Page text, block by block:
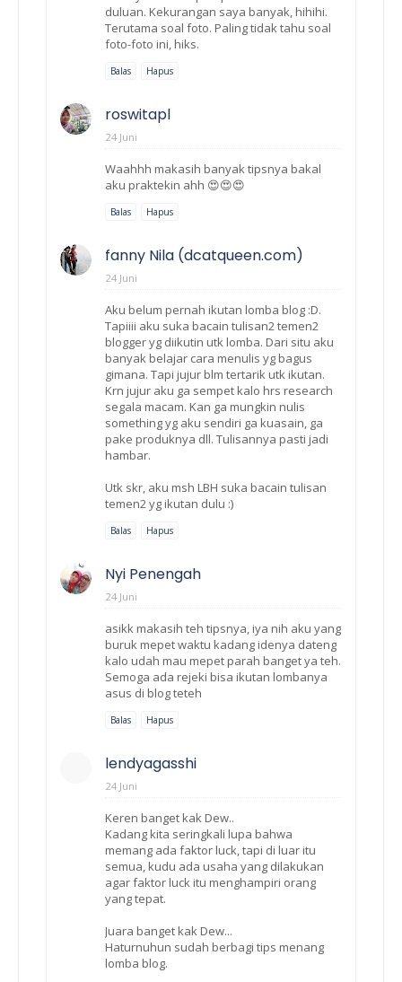
duluan. Kekurangan saya banyak, hihihi.
Terutama soal foto. Paling tidak tahu soal
foto-foto ini, hiks.
Balas Hapus
roswitapl
24 Juni
Waahhh makasih banyak tipsnya bakal
aku praktekin ahh 😍😍😍
Balas Hapus
fanny Nila (dcatqueen.com)
24 Juni
Aku belum pernah ikutan lomba blog :D.
Tapiiii aku suka bacain tulisan2 temen2
blogger yg diikutin utk lomba. Dari situ aku
banyak belajar cara menulis yg bagus
gimana. Tapi jujur blm tertarik utk ikutan.
Krn jujur aku ga sempet kalo hrs research
segala macam. Kan ga mungkin nulis
something yg aku sendiri ga kuasain, ga
pake produknya dll. Tulisannya pasti jadi
hambar.
Utk skr, aku msh LBH suka bacain tulisan
temen2 yg ikutan dulu :)
Balas Hapus
Nyi Penengah
24 Juni
asikk makasih teh tipsnya, iya nih aku yang
buruk mepet waktu kadang idenya dateng
kalo udah mau mepet parah banget ya teh.
Semoga ada rejeki bisa ikutan lombanya
asus di blog teteh
Balas Hapus
lendyagasshi
24 Juni
Keren banget kak Dew..
Kadang kita seringkali lupa bahwa
memang ada faktor luck, tapi di luar itu
semua, kudu ada usaha yang dilakukan
agar faktor luck itu menghampiri orang
yang tepat.
Juara banget kak Dew...
Haturnuhun sudah berbagi tips menang
lomba blog.